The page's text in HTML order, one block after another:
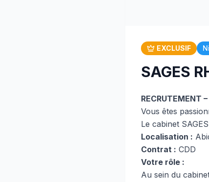
EXCLUSIF
SAGES
RECRUTEMENT
Vous êtes
Le cabinet
Localisation :
Contrat : CDD
Votre rôle :
Au sein du